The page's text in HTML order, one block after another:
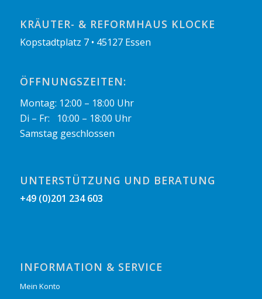
KRÄUTER- & REFORMHAUS KLOCKE
Kopstadtplatz 7 • 45127 Essen
ÖFFNUNGSZEITEN:
Montag: 12:00 – 18:00 Uhr
Di – Fr: 10:00 – 18:00 Uhr
Samstag geschlossen
UNTERSTÜTZUNG UND BERATUNG
+49 (0)201 234 603
INFORMATION & SERVICE
Mein Konto